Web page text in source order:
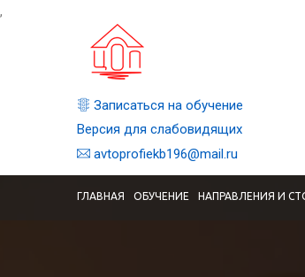
,
Записаться на обучение
Версия для слабовидящих
avtoprofiekb196@mail.ru
ГЛАВНАЯ ОБУЧЕНИЕ НАПРАВЛЕНИЯ И